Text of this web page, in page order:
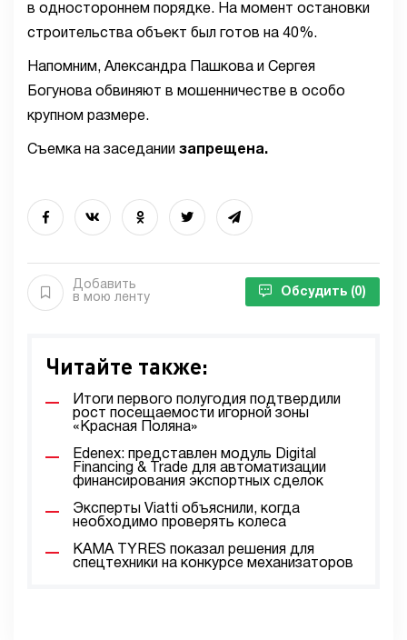
в одностороннем порядке. На момент остановки
строительства объект был готов на 40%.
Напомним, Александра Пашкова и Сергея
Богунова обвиняют в мошенничестве в особо
крупном размере.
Съемка на заседании запрещена.
Добавить
в мою ленту
Обсудить (0)
Читайте также:
Итоги первого полугодия подтвердили
рост посещаемости игорной зоны
«Красная Поляна»
Edenex: представлен модуль Digital
Financing & Trade для автоматизации
финансирования экспортных сделок
Эксперты Viatti объяснили, когда
необходимо проверять колеса
KAMA TYRES показал решения для
спецтехники на конкурсе механизаторов